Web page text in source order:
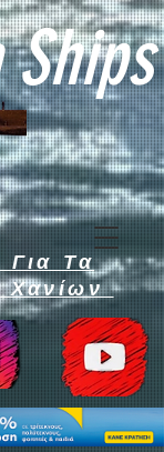
Για Τα
Χανίων